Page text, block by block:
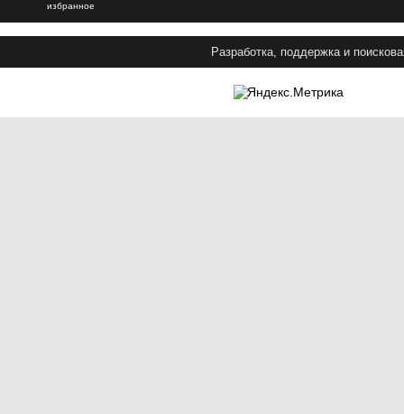
избранное
Разработка, поддержка и